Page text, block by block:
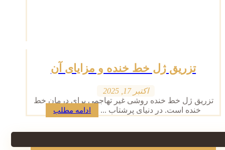
تزریق ژل خط خنده و مزایای آن
اکتبر 17, 2025
تزریق ژل خط خنده روشی غیر تهاجمی برای درمان خط
خنده است. در دنیای پرشتاب ...
ادامه مطلب